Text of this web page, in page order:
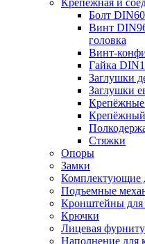
Болт
Винт
головка
Винт-
Гайка
Заглушки
Заглушки
Крепёжные
Крепёжный
Стяжки
Опоры
Замки
Комплектующие
Подъемные
Кронштейны для
Крючки
Лицевая
Наполнение для